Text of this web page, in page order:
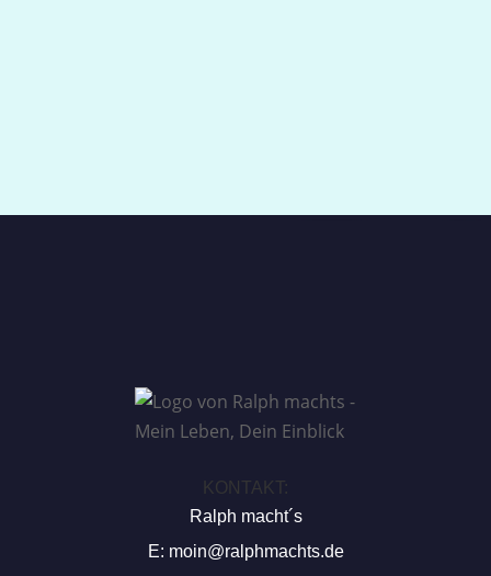
KONTAKT:
Ralph macht´s
E: moin@ralphmachts.de